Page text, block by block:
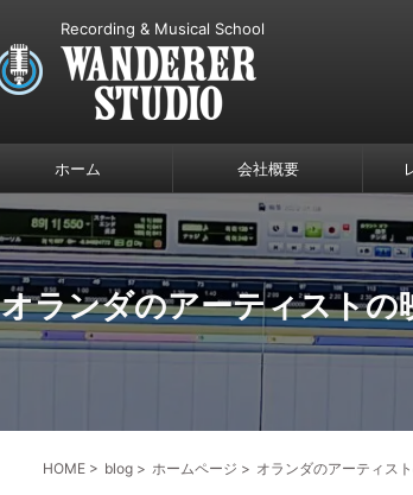
Recording & Musical School
ホーム 会社概要
オランダのアーティストの
HOME > blog > ホームページ > オランダのアーティス